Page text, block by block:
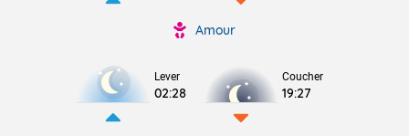
Amour
Lever
02:28
Coucher
19:27